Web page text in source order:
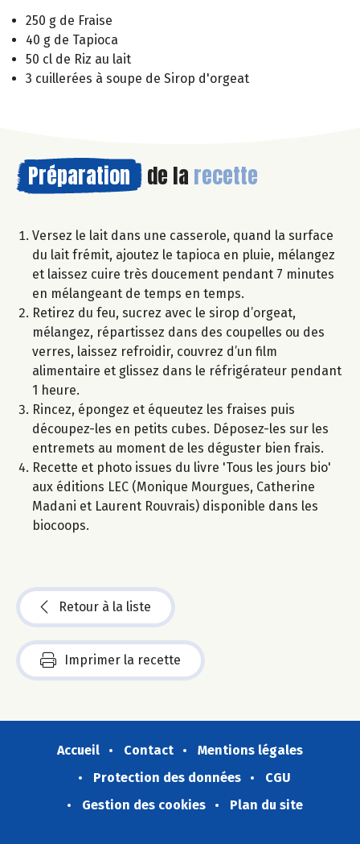
250 g de Fraise
40 g de Tapioca
50 cl de Riz au lait
3 cuillerées à soupe de Sirop d'orgeat
Préparation de la recette
Versez le lait dans une casserole, quand la surface
du lait frémit, ajoutez le tapioca en pluie, mélangez
et laissez cuire très doucement pendant 7 minutes
en mélangeant de temps en temps.
Retirez du feu, sucrez avec le sirop d’orgeat,
mélangez, répartissez dans des coupelles ou des
verres, laissez refroidir, couvrez d’un film
alimentaire et glissez dans le réfrigérateur pendant
1 heure.
Rincez, épongez et équeutez les fraises puis
découpez-les en petits cubes. Déposez-les sur les
entremets au moment de les déguster bien frais.
Recette et photo issues du livre 'Tous les jours bio'
aux éditions LEC (Monique Mourgues, Catherine
Madani et Laurent Rouvrais) disponible dans les
biocoops.
Retour à la liste
Imprimer la recette
Accueil Contact
Mentions légales
Protection des données
CGU
Gestion des cookies
Plan du site